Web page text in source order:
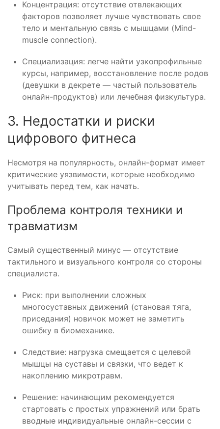
Концентрация: отсутствие отвлекающих
факторов позволяет лучше чувствовать свое
тело и ментальную связь с мышцами (Mind-
muscle connection).
Специализация: легче найти узкопрофильные
курсы, например, восстановление после родов
(девушки в декрете — частый пользователь
онлайн-продуктов) или лечебная физкультура.
3. Недостатки и риски
цифрового фитнеса
Несмотря на популярность, онлайн-формат имеет
критические уязвимости, которые необходимо
учитывать перед тем, как начать.
Проблема контроля техники и
травматизм
Самый существенный минус — отсутствие
тактильного и визуального контроля со стороны
специалиста.
Риск: при выполнении сложных
многосуставных движений (становая тяга,
приседания) новичок может не заметить
ошибку в биомеханике.
Следствие: нагрузка смещается с целевой
мышцы на суставы и связки, что ведет к
накоплению микротравм.
Решение: начинающим рекомендуется
стартовать с простых упражнений или брать
вводные индивидуальные онлайн-сессии с